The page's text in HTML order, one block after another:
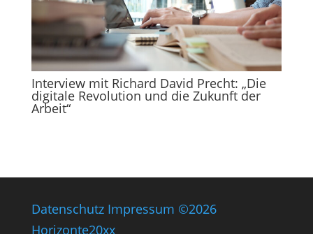
Interview mit Richard David Precht: „Die
digitale Revolution und die Zukunft der
Arbeit“
Datenschutz Impressum ©2026
Horizonte20xx